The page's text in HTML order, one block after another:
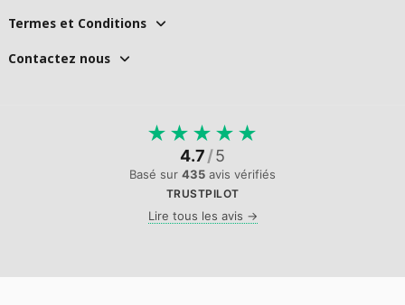
Termes et Conditions
Contactez nous
★ ★ ★ ★ ★
4.7/5
Basé sur 435 avis vérifiés
TRUSTPILOT
Lire tous les avis →